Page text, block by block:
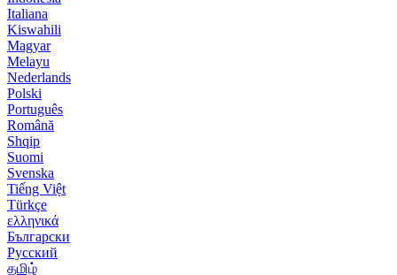
Italiana
Kiswahili
Magyar
Melayu
Nederlands
Polski
Português
Română
Shqip
Suomi
Svenska
Tiếng Việt
Türkçe
ελληνικά
Български
Русский
தமிழ்